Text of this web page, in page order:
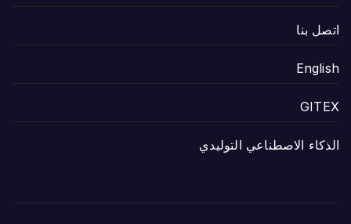
اتصل بنا
English
GITEX
الذكاء الاصطناعي التوليدي